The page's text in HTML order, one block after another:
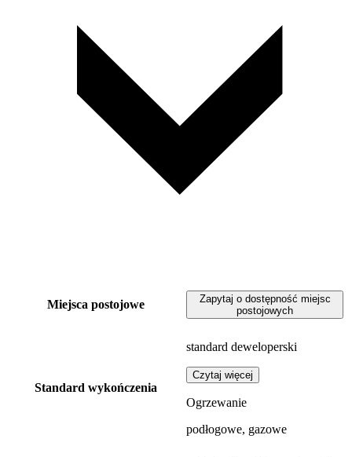
Miejsca postojowe
Zapytaj o dostępność miejsc
postojowych
Standard wykończenia
standard deweloperski
Czytaj więcej
Ogrzewanie
podłogowe, gazowe